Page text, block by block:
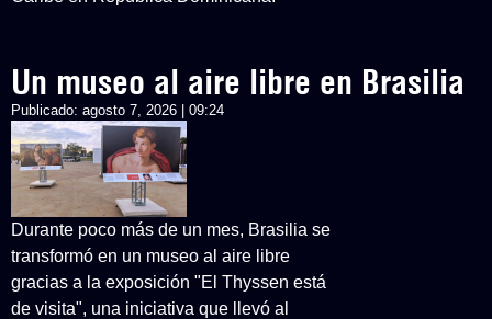
Un museo al aire libre en Brasilia
Publicado: agosto 7, 2026 | 09:24
Durante poco más de un mes, Brasilia se
transformó en un museo al aire libre
gracias a la exposición "El Thyssen está
de visita", una iniciativa que llevó al